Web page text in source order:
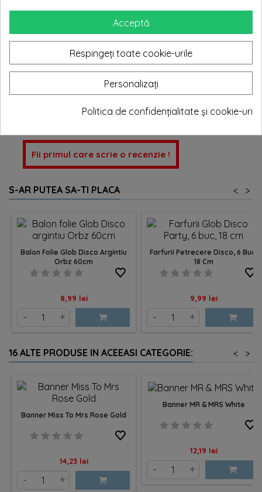
prezentat pe site este valabil in limita stocului disponibil.
Imaginile sunt cu caracter informativ, culorile pot varia în funcție
de setările monitorului și lumina la care este expus produsul.
Fotografiile produselor sunt editate minim pentru a reflecta cât
mai fidel culoarea produsului. Totuși, pot exista mici diferențe
de culoare la produsele naturale sau în funcție de lot.
Actualizăm în permanență informațiile de pe site, dar pot
pot fi modificate sau pot exista erori operaționale.
Fii primul care scrie o recenzie !
S-AR PUTEA SA-TI PLACA >
<
Balon Folie Glob Disco Argintiu
Orbz 60cm
Pret
8,99 lei
- +
Farfurii Petrecere Disco, 6 Buc,
18 Cm
Pret
9,99 lei
- +
16 ALTE PRODUSE IN ACEEASI CATEGORIE: >
<
Banner Miss To Mrs Rose Gold
Pret
14,23 lei
- +
Banner MR & MRS White
Pret
12,19 lei
- +
Acceptă
Respingeți toate cookie-urile
Personalizați
Politica de confidențialitate și cookie-uri